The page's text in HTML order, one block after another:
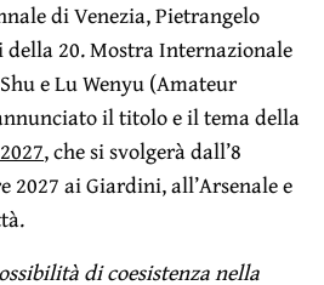
di Venezia, Pietrangelo
20. Mostra Internazionale
e Lu Wenyu (Amateur
il titolo e il tema della
, che si svolgerà dall’8
2027 ai Giardini, all’Arsenale e
di coesistenza nella